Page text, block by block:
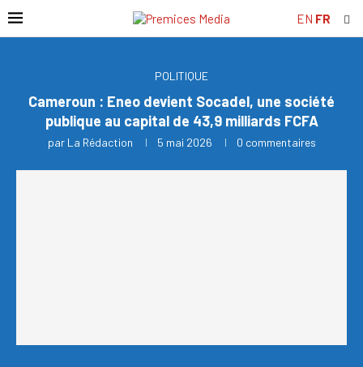
EN FR
POLITIQUE
Cameroun : Eneo devient Socadel, une société
publique au capital de 43,9 milliards FCFA
par La Rédaction 5 mai 2026 0 commentaires